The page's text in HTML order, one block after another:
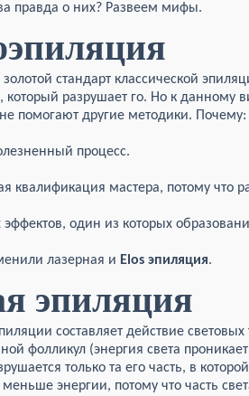
правда о них? Развеем мифы.
стандарт классической
который разрушает го. Но к данному
помогают другие методики. Почему:
процесс.
квалификация мастера, потому что
один из которых
лазерная и Elos эпиляция.
эпиляция
составляет действие
фолликул (энергия света
только та его часть, в
энергии, потому что часть